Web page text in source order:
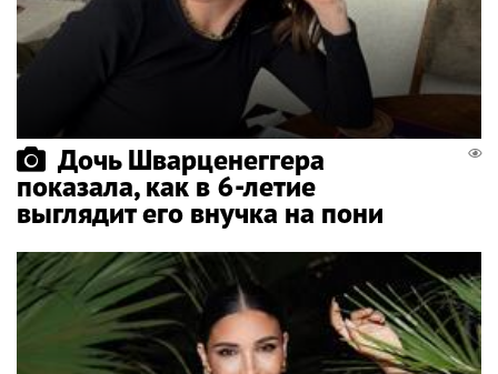
Дочь Шварценеггера
показала, как в 6-летие
выглядит его внучка на пони